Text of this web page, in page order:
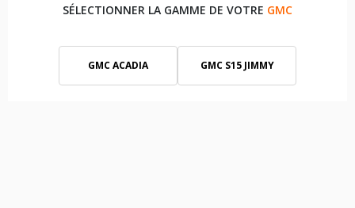
SÉLECTIONNER LA GAMME DE VOTRE GMC
GMC ACADIA GMC S15 JIMMY